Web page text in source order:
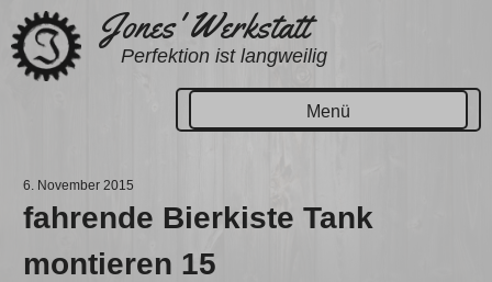
Zum
Inhalt
springen
Jones' Werkstatt
Perfektion ist langweilig
Menü
6. November 2015
fahrende Bierkiste Tank
montieren 15